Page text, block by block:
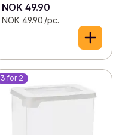
NOK 49.90
NOK 49.90 /pc.
3 for 2